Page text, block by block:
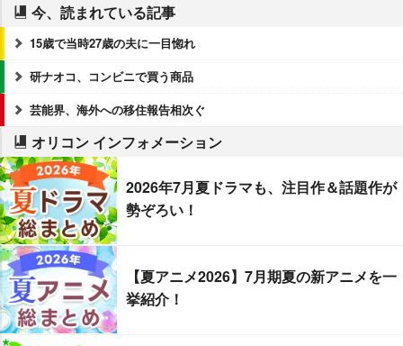
今、読まれている記事
15歳で当時27歳の夫に一目惚れ
研ナオコ、コンビニで買う商品
芸能界、海外への移住報告相次ぐ
オリコン インフォメーション
2026年7月夏ドラマも、注目作＆話題作が
勢ぞろい！
【夏アニメ2026】7月期夏の新アニメを一
挙紹介！